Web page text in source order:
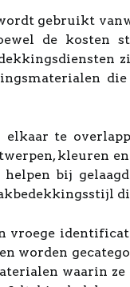
gebruikt
de kosten
elkaar te
kleuren
bij
vroege
worden
waarin ze